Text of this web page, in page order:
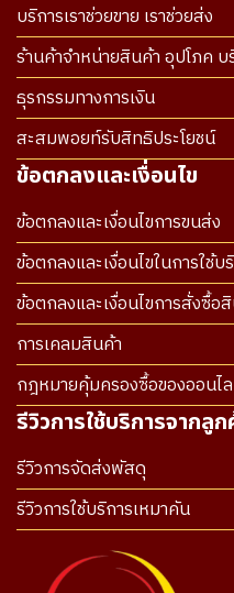
บริการเราช่วยขาย เราช่วยส่ง
ร้านค้าจำหน่ายสินค้า อุปโภค บ
ธุรกรรมทางการเงิน
สะสมพอยท์รับสิทธิประโยชน์
ข้อตกลงและเงื่อนไข
ข้อตกลงและเงื่อนไขการขนส่ง
ข้อตกลงและเงื่อนไขในการใช้
ข้อตกลงและเงื่อนไขการสั่งซื้อ
การเคลมสินค้า
กฎหมายคุ้มครองซื้อของออนไ
รีวิวการใช้บริการจากลูก
รีวิวการจัดส่งพัสดุ
รีวิวการใช้บริการเหมาคัน